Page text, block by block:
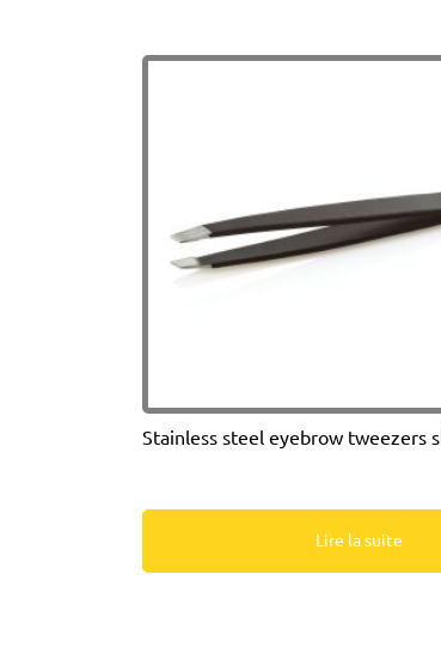
épilation,
Stainless steel eyebrow tweezers
Lire la suite